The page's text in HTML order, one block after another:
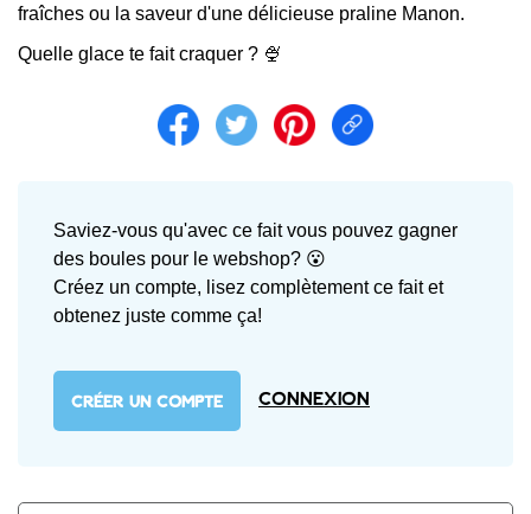
fraîches ou la saveur d'une délicieuse praline Manon.
Quelle glace te fait craquer ? 🍨
Share on facebook
Share on twitterShare on pintrest
Share link
Saviez-vous qu'avec ce fait vous pouvez gagner
des boules pour le webshop? 😮
Créez un compte, lisez complètement ce fait et
obtenez juste comme ça!
CRÉER UN COMPTE Connexion